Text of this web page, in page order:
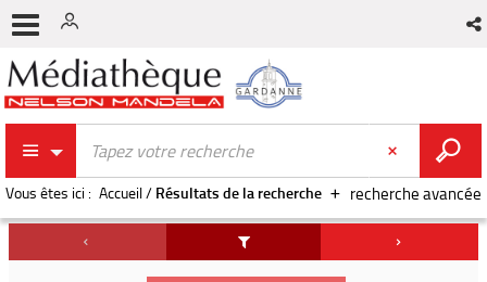
recherche avancée
Vous êtes ici : Accueil/ Résultats de la recherche